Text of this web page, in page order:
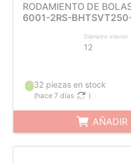
RODAMIENTO DE
6001-2RS-
Diámetro interior
12
32 piezas en stock
(hace 7 días )
AÑADIR